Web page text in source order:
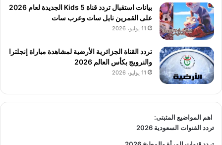
بيانات استقبال تردد قناة 5 Kids الجديدة لعام 2026
على القمرين نايل سات وعرب سات
11 يوليو، 2026
تردد القناة الجزائرية الأرضية لمشاهدة مباراة إنجلترا
والنرويج بكأس العالم 2026
11 يوليو، 2026
اهم المواضيع المثبتى:
تردد القنوات السعودية 2026